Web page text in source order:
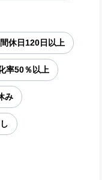
休日120日以上
率50％以上
み